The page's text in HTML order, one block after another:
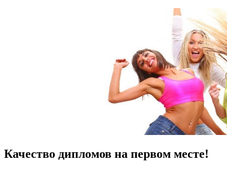
Качество дипломов на первом месте!